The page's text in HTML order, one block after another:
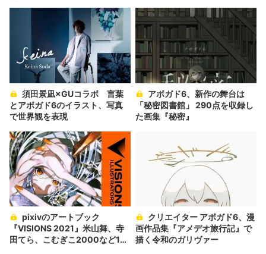
とアボガド6のイラスト、写真
で世界観を表現
「秘密図書館」 290点を収録し
た画集『秘密』
『VISIONS 2021』米山舞、寺
田てら、こむぎこ2000など170
画作品集『アメデオ旅行記』で
描く令和のガリヴァー